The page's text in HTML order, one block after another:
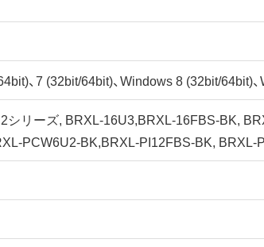
、7 (32bit/64bit)、Windows 8 (32bit/64bit)
リーズ, BRXL-16U3,BRXL-16FBS-BK,
PCW6U2-BK,BRXL-PI12FBS-BK,